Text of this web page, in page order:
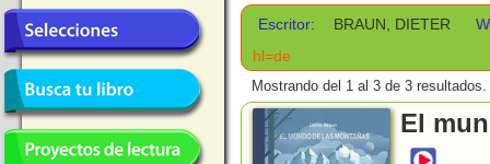
Escritor: BRAUN, DIETER
hl=de
Mostrando del 1 al 3 de 3 resultados.
El